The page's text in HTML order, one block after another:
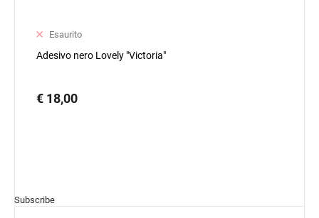
Esaurito
Adesivo nero Lovely "Victoria"
€ 18,00
Subscribe